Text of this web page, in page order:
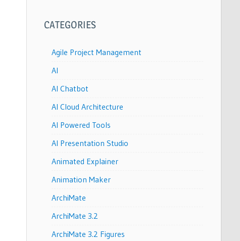
CATEGORIES
Agile Project Management
AI
AI Chatbot
AI Cloud Architecture
AI Powered Tools
AI Presentation Studio
Animated Explainer
Animation Maker
ArchiMate
ArchiMate 3.2
ArchiMate 3.2 Figures